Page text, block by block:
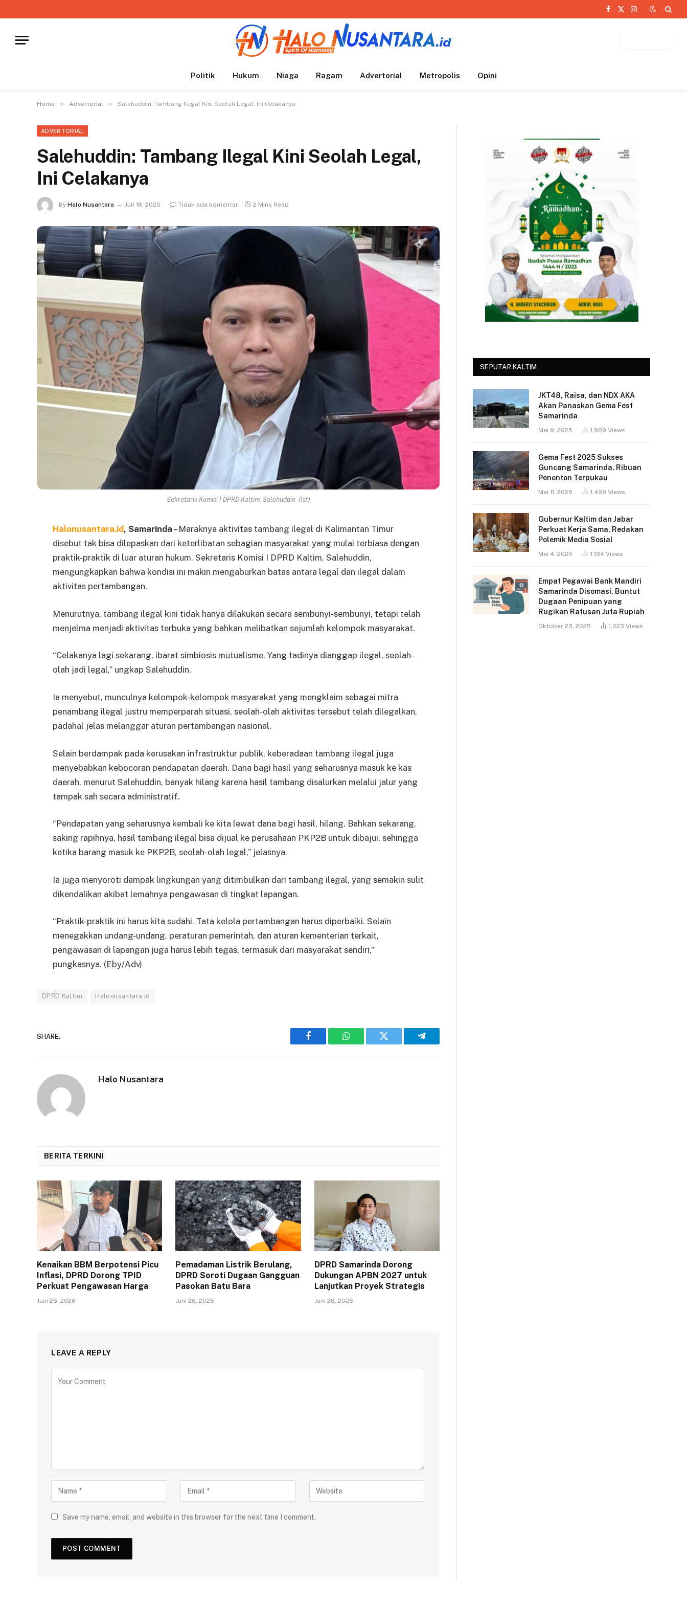
Facebook
X
Instagram
Politik Hukum Niaga Ragam Advertorial Metropolis Opini
Home » Advertorial » Salehuddin: Tambang Ilegal Kini Seolah Legal, Ini Celakanya
ADVERTORIAL
Salehuddin: Tambang Ilegal Kini Seolah Legal,
Ini Celakanya
By Halo Nusantara Juli 18, 2025 Tidak ada komentar 2 Mins Read
Sekretaris Komisi I DPRD Kaltim, Salehuddin. (Ist)
Halonusantara.id, Samarinda – Maraknya aktivitas tambang ilegal di Kalimantan Timur
disebut tak bisa dilepaskan dari keterlibatan sebagian masyarakat yang mulai terbiasa dengan
praktik-praktik di luar aturan hukum. Sekretaris Komisi I DPRD Kaltim, Salehuddin,
mengungkapkan bahwa kondisi ini makin mengaburkan batas antara legal dan ilegal dalam
aktivitas pertambangan.
Menurutnya, tambang ilegal kini tidak hanya dilakukan secara sembunyi-sembunyi, tetapi telah
menjelma menjadi aktivitas terbuka yang bahkan melibatkan sejumlah kelompok masyarakat.
“Celakanya lagi sekarang, ibarat simbiosis mutualisme. Yang tadinya dianggap ilegal, seolah-
olah jadi legal,” ungkap Salehuddin.
Ia menyebut, munculnya kelompok-kelompok masyarakat yang mengklaim sebagai mitra
penambang ilegal justru memperparah situasi, seolah-olah aktivitas tersebut telah dilegalkan,
padahal jelas melanggar aturan pertambangan nasional.
Selain berdampak pada kerusakan infrastruktur publik, keberadaan tambang ilegal juga
menyebabkan kebocoran pendapatan daerah. Dana bagi hasil yang seharusnya masuk ke kas
daerah, menurut Salehuddin, banyak hilang karena hasil tambang disalurkan melalui jalur yang
tampak sah secara administratif.
“Pendapatan yang seharusnya kembali ke kita lewat dana bagi hasil, hilang. Bahkan sekarang,
saking rapihnya, hasil tambang ilegal bisa dijual ke perusahaan PKP2B untuk dibajui, sehingga
ketika barang masuk ke PKP2B, seolah-olah legal,” jelasnya.
Ia juga menyoroti dampak lingkungan yang ditimbulkan dari tambang ilegal, yang semakin sulit
dikendalikan akibat lemahnya pengawasan di tingkat lapangan.
“Praktik-praktik ini harus kita sudahi. Tata kelola pertambangan harus diperbaiki. Selain
menegakkan undang-undang, peraturan pemerintah, dan aturan kementerian terkait,
pengawasan di lapangan juga harus lebih tegas, termasuk dari masyarakat sendiri,”
pungkasnya. (Eby/Adv)
DPRD Kaltim Halonusantara.id
SHARE.
Facebook WhatsAppTwitter Telegram
Halo Nusantara
BERITA TERKINI
Kenaikan BBM Berpotensi Picu
Inflasi, DPRD Dorong TPID
Perkuat Pengawasan Harga
Juni 26, 2026
Pemadaman Listrik Berulang,
DPRD Soroti Dugaan Gangguan
Pasokan Batu Bara
Juni 26, 2026
DPRD Samarinda Dorong
Dukungan APBN 2027 untuk
Lanjutkan Proyek Strategis
Juni 26, 2026
LEAVE A REPLY
Save my name, email, and website in this browser for the next time I comment.
SEPUTAR KALTIM
JKT48, Raisa, dan NDX AKA
Akan Panaskan Gema Fest
Samarinda
Mei 9, 2025 1,909 Views
Gema Fest 2025 Sukses
Guncang Samarinda, Ribuan
Penonton Terpukau
Mei 11, 2025 1,499 Views
Gubernur Kaltim dan Jabar
Perkuat Kerja Sama, Redakan
Polemik Media Sosial
Mei 4, 2025 1,134 Views
Empat Pegawai Bank Mandiri
Samarinda Disomasi, Buntut
Dugaan Penipuan yang
Rugikan Ratusan Juta Rupiah
Oktober 23, 2025 1,023 Views